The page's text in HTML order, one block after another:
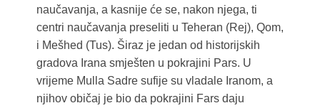
naučavanja, a kasnije će se, nakon njega, ti
centri naučavanja preseliti u Teheran (Rej), Qom,
i Mešhed (Tus). Širaz je jedan od historijskih
gradova Irana smješten u pokrajini Pars. U
vrijeme Mulla Sadre sufije su vladale Iranom, a
njihov običaj je bio da pokrajini Fars daju